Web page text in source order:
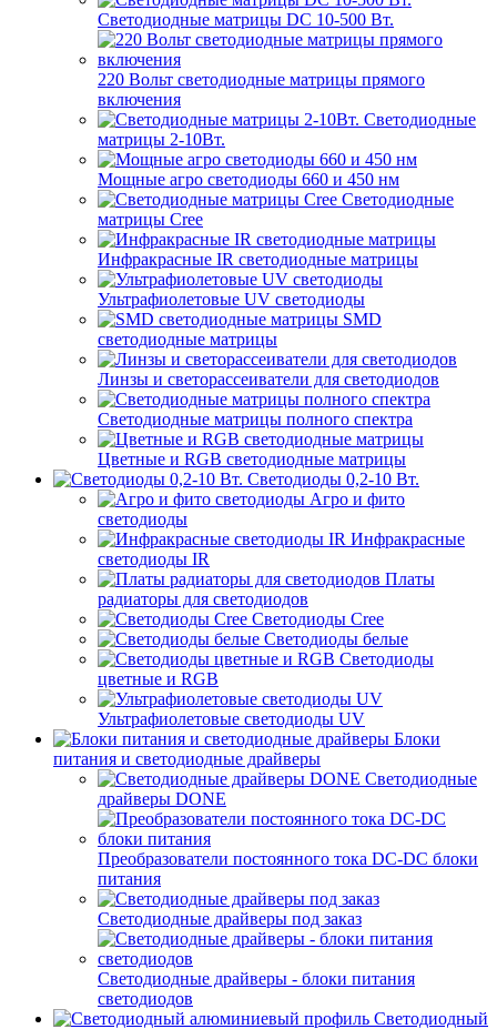
Светодиодные матрицы DC 10-500 Вт.
220 Вольт cветодиодные матрицы прямого
включения
Светодиодные
матрицы 2-10Вт.
Мощные агро светодиоды 660 и 450 нм
Светодиодные
матрицы Cree
Инфракрасные IR светодиодные матрицы
Ультрафиолетовые UV светодиоды
SMD
светодиодные матрицы
Линзы и светорассеиватели для светодиодов
Светодиодные матрицы полного спектра
Цветные и RGB светодиодные матрицы
Светодиоды 0,2-10 Вт.
Агро и фито
светодиоды
Инфракрасные
светодиоды IR
Платы
радиаторы для светодиодов
Светодиоды Cree
Светодиоды белые
Светодиоды
цветные и RGB
Ультрафиолетовые светодиоды UV
Блоки
питания и светодиодные драйверы
Светодиодные
драйверы DONE
Преобразователи постоянного тока DC-DC блоки
питания
Светодиодные драйверы под заказ
Светодиодные драйверы - блоки питания
светодиодов
Светодиодный